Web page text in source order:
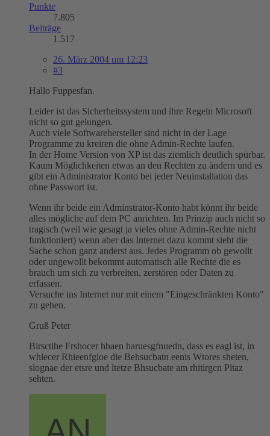
Punkte
7.805
Beiträge
1.517
26. März 2004 um 12:23
#3
Hallo Fuppesfan.
Leider ist das Sicherheitssystem und ihre Regeln Microsoft
nicht so gut gelungen.
Auch viele Softwarehersteller sind nicht in der Lage
Programme zu kreiren die ohne Admin-Rechte laufen.
In der Home Version von XP ist das ziemlich deutlich spürbar.
Kaum Möglichkeiten etwas an den Rechten zu ändern und es
gibt ein Administrator Konto bei jeder Neuinstallation das
ohne Passwort ist.
Wenn ihr beide ein Adminstrator-Konto habt könnt ihr beide
alles mögliche auf dem PC anrichten. Im Prinzip auch nicht so
tragisch (weil wie gesagt ja vieles ohne Admin-Rechte nicht
funktioniert) wenn aber das Internet dazu kommt sieht die
Sache schon ganz anderst aus. Jedes Programm ob gewollt
oder ungewollt bekommt automatisch alle Rechte die es
brauch um sich zu verbreiten, zerstören oder Daten zu
erfassen.
Versuche ins Internet nur mit einem "Eingeschränkten Konto"
zu gehen.
Gruß Peter
Birsctihe Frshocer hbaen haruesgfnuedn, dass es eagl ist, in
whlecer Rhieenfgloe die Behsucbatn eenis Wtores sheten,
slognae der etsre und ltetze Bhsucbate am rhitirgcn Pltaz
sehten.